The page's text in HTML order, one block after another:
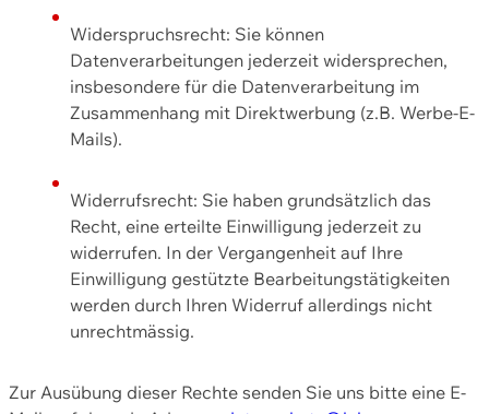
Widerspruchsrecht: Sie können
Datenverarbeitungen jederzeit widersprechen,
insbesondere für die Datenverarbeitung im
Zusammenhang mit Direktwerbung (z.B. Werbe-E-
Mails).
Widerrufsrecht: Sie haben grundsätzlich das
Recht, eine erteilte Einwilligung jederzeit zu
widerrufen. In der Vergangenheit auf Ihre
Einwilligung gestützte Bearbeitungstätigkeiten
werden durch Ihren Widerruf allerdings nicht
unrechtmässig.
Zur Ausübung dieser Rechte senden Sie uns bitte eine E-